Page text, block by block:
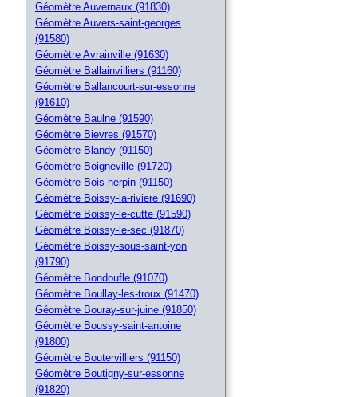
Géomètre Auvernaux (91830)
Géomètre Auvers-saint-georges
(91580)
Géomètre Avrainville (91630)
Géomètre Ballainvilliers (91160)
Géomètre Ballancourt-sur-essonne
(91610)
Géomètre Baulne (91590)
Géomètre Bievres (91570)
Géomètre Blandy (91150)
Géomètre Boigneville (91720)
Géomètre Bois-herpin (91150)
Géomètre Boissy-la-riviere (91690)
Géomètre Boissy-le-cutte (91590)
Géomètre Boissy-le-sec (91870)
Géomètre Boissy-sous-saint-yon
(91790)
Géomètre Bondoufle (91070)
Géomètre Boullay-les-troux (91470)
Géomètre Bouray-sur-juine (91850)
Géomètre Boussy-saint-antoine
(91800)
Géomètre Boutervilliers (91150)
Géomètre Boutigny-sur-essonne
(91820)